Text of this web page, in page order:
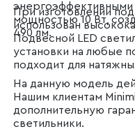
энергоэффективными
мощностью 10 Вт,
490 лм.
При изготовлении
использован
Подвесной LED
установки на любые
подходит для
На данную модель
Нашим клиентам
дополнительную
светильники.